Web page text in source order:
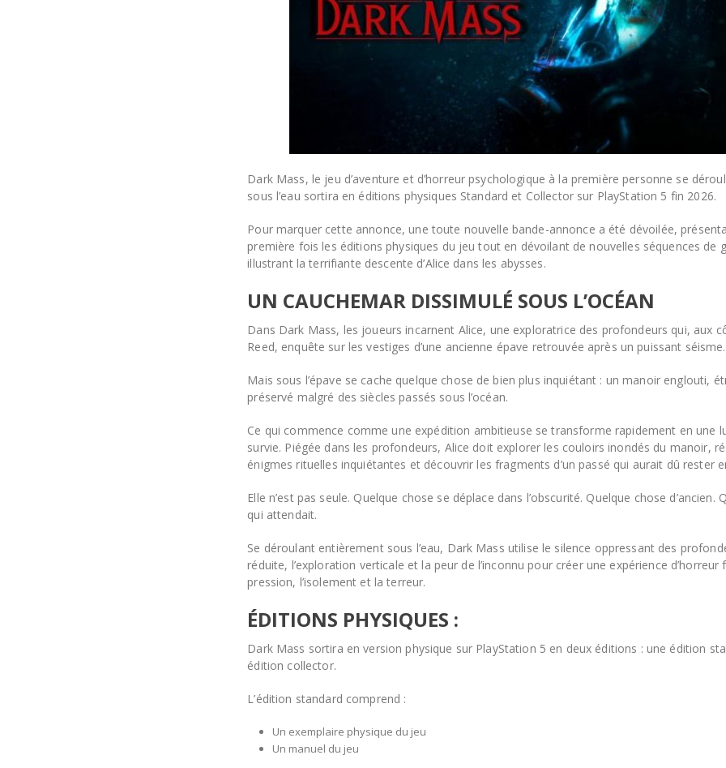
Dark Mass, le jeu d’aventure et d’horreur psychologique à la première personne se
sous l’eau sortira en éditions physiques Standard et Collector sur PlayStation 5 fin 2026.
Pour marquer cette annonce, une toute nouvelle bande-annonce a été dévoilée,
première fois les éditions physiques du jeu tout en dévoilant de nouvelles séquences de
illustrant la terrifiante descente d’Alice dans les abysses.
UN CAUCHEMAR DISSIMULÉ SOUS L’OCÉAN
Dans Dark Mass, les joueurs incarnent Alice, une exploratrice des profondeurs qui, aux
Reed, enquête sur les vestiges d’une ancienne épave retrouvée après un puissant séisme.
Mais sous l’épave se cache quelque chose de bien plus inquiétant : un manoir englouti,
préservé malgré des siècles passés sous l’océan.
Ce qui commence comme une expédition ambitieuse se transforme rapidement en une
survie. Piégée dans les profondeurs, Alice doit explorer les couloirs inondés du manoir,
énigmes rituelles inquiétantes et découvrir les fragments d’un passé qui aurait dû rester
Elle n’est pas seule. Quelque chose se déplace dans l’obscurité. Quelque chose d’ancien.
qui attendait.
Se déroulant entièrement sous l’eau, Dark Mass utilise le silence oppressant des
réduite, l’exploration verticale et la peur de l’inconnu pour créer une expérience d’horreur
pression, l’isolement et la terreur.
ÉDITIONS PHYSIQUES :
Dark Mass sortira en version physique sur PlayStation 5 en deux éditions : une édition
édition collector.
L’édition standard comprend :
Un exemplaire physique du jeu
Un manuel du jeu